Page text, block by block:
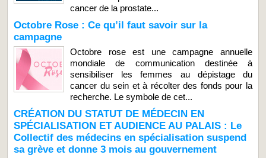
cancer de la prostate...
Octobre Rose : Ce qu’il faut savoir sur la
campagne
Octobre rose est une campagne annuelle
mondiale de communication destinée à
sensibiliser les femmes au dépistage du
cancer du sein et à récolter des fonds pour la
recherche. Le symbole de cet...
CRÉATION DU STATUT DE MÉDECIN EN
SPÉCIALISATION ET AUDIENCE AU PALAIS : Le
Collectif des médecins en spécialisation suspend
sa grève et donne 3 mois au gouvernement